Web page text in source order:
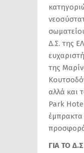
Δ.Σ. της
της
αλλά και
Park
έμπρακτα
ΓΙΑ ΤΟ